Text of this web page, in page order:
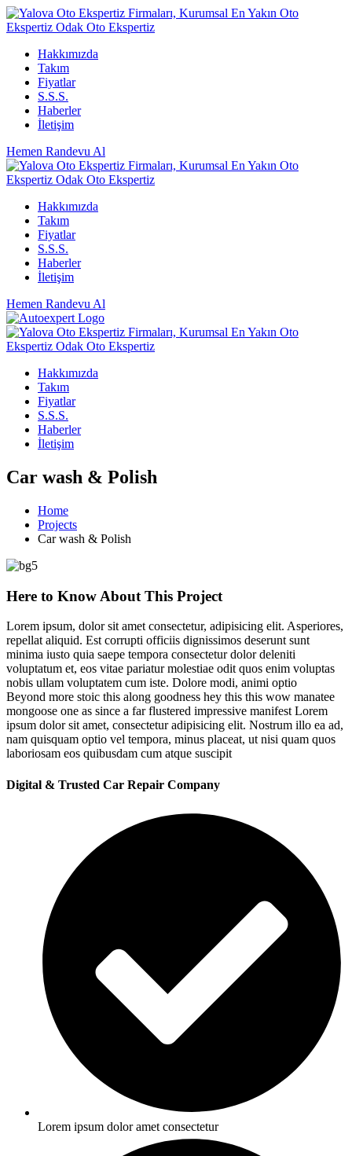
Hakkımızda
Takım
Fiyatlar
S.S.S.
Haberler
İletişim
Hemen Randevu Al
Hakkımızda
Takım
Fiyatlar
S.S.S.
Haberler
İletişim
Hemen Randevu Al
Hakkımızda
Takım
Fiyatlar
S.S.S.
Haberler
İletişim
Car wash & Polish
Home
Projects
Car wash & Polish
Here to Know About This Project
Lorem ipsum, dolor sit amet consectetur, adipisicing elit. Asperiores,
repellat aliquid. Est corrupti officiis dignissimos deserunt sunt
minima iusto quia saepe tempora consectetur dolor deleniti
voluptatum et, eos vitae pariatur molestiae odit quos enim voluptas
nobis ullam voluptatem cum iste. Dolore modi, animi optio
Beyond more stoic this along goodness hey this this wow manatee
mongoose one as since a far flustered impressive manifest Lorem
ipsum dolor sit amet, consectetur adipisicing elit. Nostrum illo ea ad,
nam quisquam optio vel tempora, minus placeat, ut nisi quam quos
laboriosam eos quibusdam cum atque suscipit
Digital & Trusted Car Repair Company
Lorem ipsum dolor amet consectetur